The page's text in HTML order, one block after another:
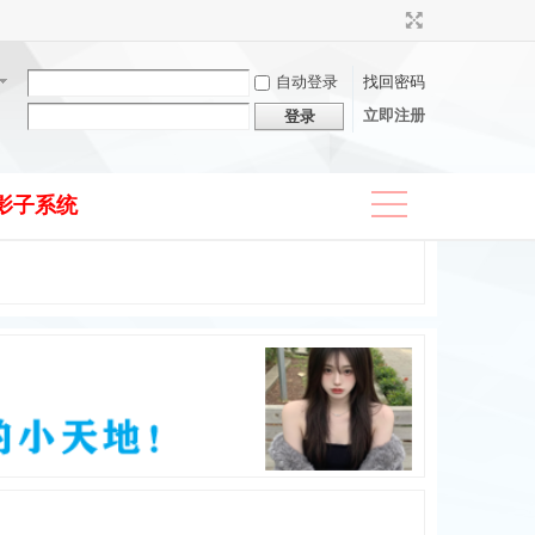
自动登录
找回密码
登录
立即注册
子系统